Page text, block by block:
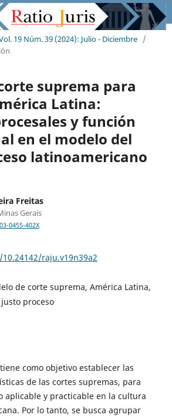
19 Núm. 39 (2024): Julio - Diciembre /
suprema para
Latina:
y función
en el modelo del
latinoamericano
Freitas
Gerais
0455-402X
raju.v19n39a2
de corte suprema, América Latina,
proceso
como objetivo establecer las
de las cortes supremas, para
aplicable y practicable en la cultura
Por lo tanto, se busca agrupar